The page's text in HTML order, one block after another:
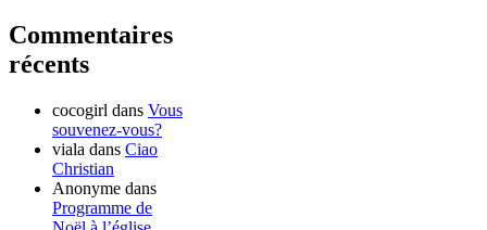
Commentaires
récents
cocogirl dans Vous
souvenez-vous?
viala dans Ciao
Christian
Anonyme dans
Programme de